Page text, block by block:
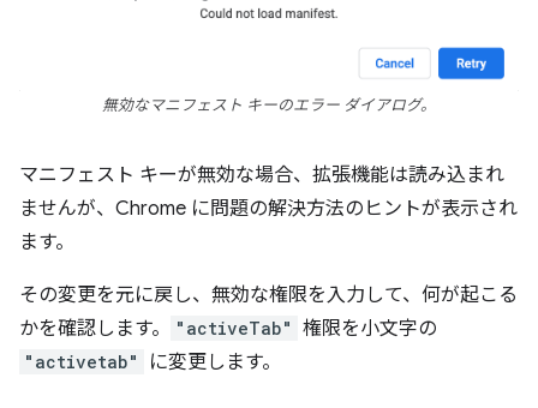
無効なマニフェスト キーのエラー ダイアログ。
マニフェスト キーが無効な場合、拡張機能は読み込まれ
ませんが、Chrome に問題の解決方法のヒントが表示され
ます。
その変更を元に戻し、無効な権限を入力して、何が起こる
かを確認します。
"activeTab" 権限を小文字の
"activetab" に変更します。